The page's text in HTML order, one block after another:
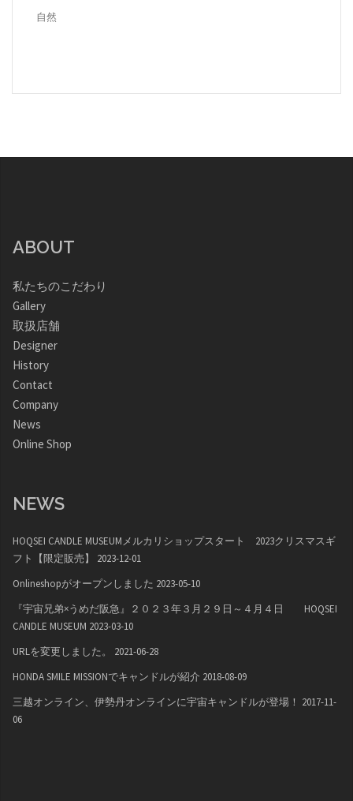
自然
ABOUT
私たちのこだわり
Gallery
取扱店舗
Designer
History
Contact
Company
News
Online Shop
NEWS
HOQSEI CANDLE MUSEUMメルカリショップスタート 2023クリスマスギ
フト【限定販売】
2023-12-01
Onlineshopがオープンしました 2023-05-10
『宇宙兄弟×うめだ阪急』２０２３年３月２９日～４月４日 HOQSEI
CANDLE MUSEUM 2023-03-10
URLを変更しました。
2021-06-28
HONDA SMILE MISSIONでキャンドルが紹介 2018-08-09
三越オンライン、伊勢丹オンラインに宇宙キャンドルが登場！ 2017-11-
06